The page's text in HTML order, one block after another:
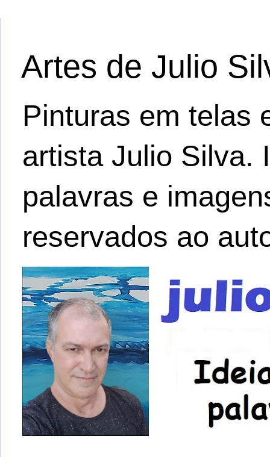
Artes de Julio
Pinturas em telas
artista Julio Silva.
palavras e
reservados ao